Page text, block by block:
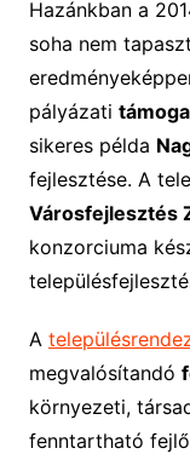
Hazánkban a
soha nem
pályázati
sikeres példa
fejlesztése. A
Városfejlesztés
konzorciuma
A
megvalósítandó
környezeti,
fenntartható